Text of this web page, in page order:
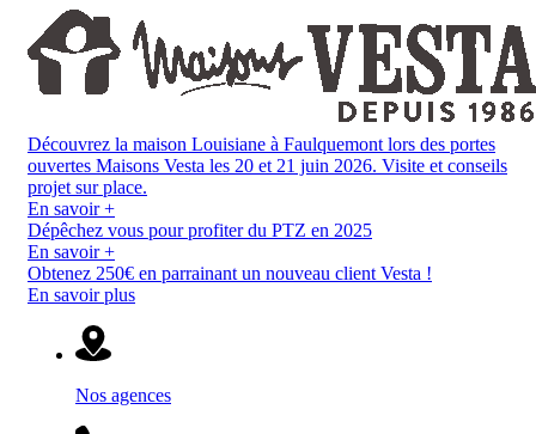
Découvrez la maison Louisiane à Faulquemont lors des portes
ouvertes Maisons Vesta les 20 et 21 juin 2026. Visite et conseils
projet sur place.
En savoir +
Dépêchez vous pour profiter du PTZ en 2025
En savoir +
Obtenez 250€ en parrainant un nouveau client Vesta !
En savoir plus
Nos agences